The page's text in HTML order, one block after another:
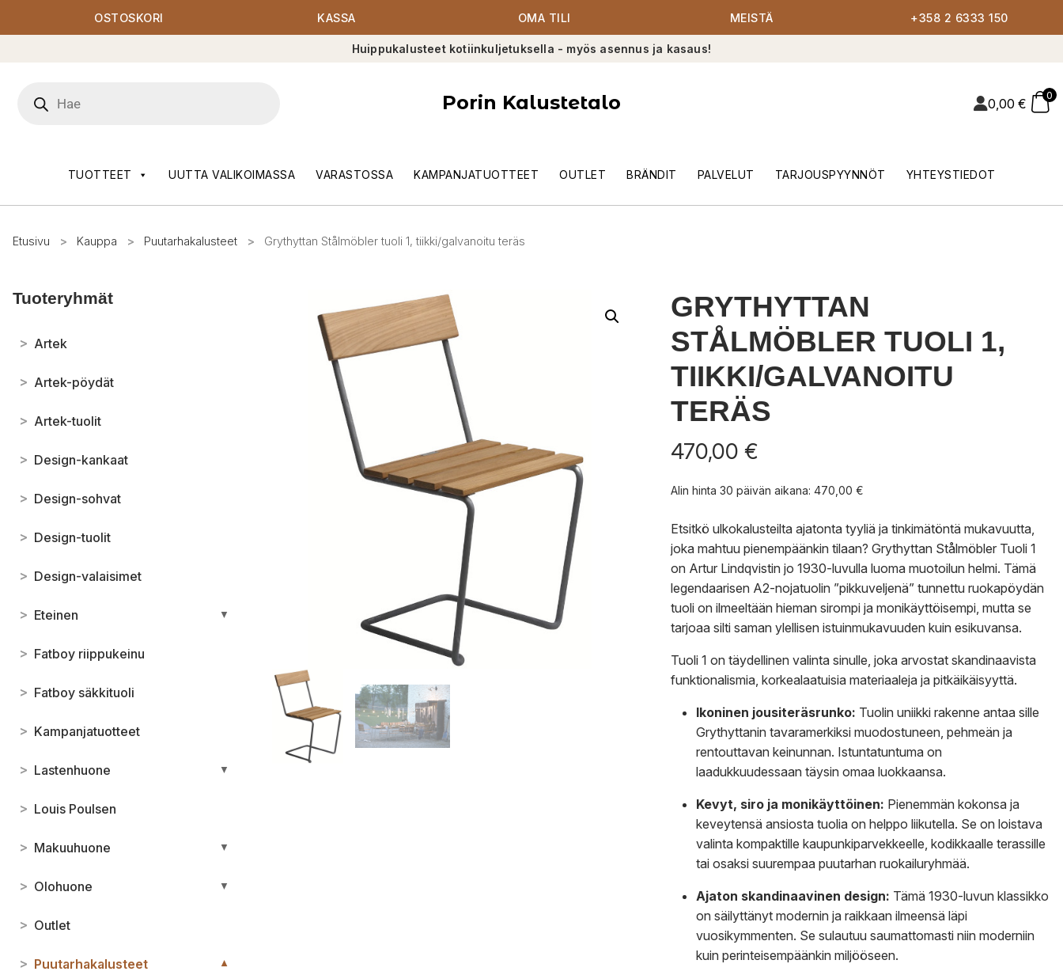
OSTOSKORI KASSA OMA TILI MEISTÄ +358 2 6333 150
Huippukalusteet kotiinkuljetuksella - myös asennus ja kasaus!
search
Porin Kalustetalo 0,00 €
0
TUOTTEET UUTTA VALIKOIMASSA VARASTOSSA KAMPANJATUOTTEET OUTLET BRÄNDIT PALVELUT TARJOUSPYYNNÖT YHTEYSTIEDOT
Etusivu > Kauppa > Puutarhakalusteet > Grythyttan Stålmöbler tuoli 1, tiikki/galvanoitu teräs
Tuoteryhmät
> Artek
> Artek-pöydät
> Artek-tuolit
> Design-kankaat
> Design-sohvat
> Design-tuolit
> Design-valaisimet
> Eteinen ▼
> Fatboy riippukeinu
> Fatboy säkkituoli
> Kampanjatuotteet
> Lastenhuone ▼
> Louis Poulsen
> Makuuhuone ▼
> Olohuone ▼
> Outlet
> Puutarhakalusteet ▼
GRYTHYTTAN
STÅLMÖBLER TUOLI 1,
TIIKKI/GALVANOITU
TERÄS
470,00 €
Alin hinta 30 päivän aikana: 470,00 €
Etsitkö ulkokalusteilta ajatonta tyyliä ja tinkimätöntä mukavuutta,
joka mahtuu pienempäänkin tilaan? Grythyttan Stålmöbler Tuoli 1
on Artur Lindqvistin jo 1930-luvulla luoma muotoilun helmi. Tämä
legendaarisen A2-nojatuolin ”pikkuveljenä” tunnettu ruokapöydän
tuoli on ilmeeltään hieman sirompi ja monikäyttöisempi, mutta se
tarjoaa silti saman ylellisen istuinmukavuuden kuin esikuvansa.
Tuoli 1 on täydellinen valinta sinulle, joka arvostat skandinaavista
funktionalismia, korkealaatuisia materiaaleja ja pitkäikäisyyttä.
Ikoninen jousiteräsrunko: Tuolin uniikki rakenne antaa sille
Grythyttanin tavaramerkiksi muodostuneen, pehmeän ja
rentouttavan keinunnan. Istuntatuntuma on
laadukkuudessaan täysin omaa luokkaansa.
Kevyt, siro ja monikäyttöinen: Pienemmän kokonsa ja
keveytensä ansiosta tuolia on helppo liikutella. Se on loistava
valinta kompaktille kaupunkiparvekkeelle, kodikkaalle terassille
tai osaksi suurempaa puutarhan ruokailuryhmää.
Ajaton skandinaavinen design: Tämä 1930-luvun klassikko
on säilyttänyt modernin ja raikkaan ilmeensä läpi
vuosikymmenten. Se sulautuu saumattomasti niin moderniin
kuin perinteisempäänkin miljööseen.